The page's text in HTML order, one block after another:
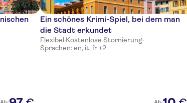
·
Ein schönes Krimi-Spiel, bei dem man
die Stadt erkundet
Flexibel·Kostenlose Stornierung·
Sprachen: en, it, fr +2